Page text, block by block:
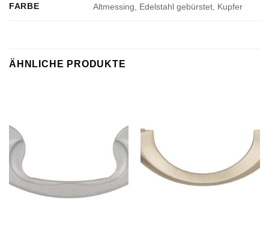
FARBE Altmessing, Edelstahl gebürstet, Kupfer
ÄHNLICHE PRODUKTE